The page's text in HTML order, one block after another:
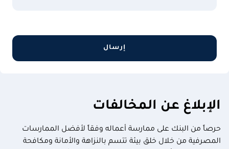
إرسال
الإبلاغ عن المخالفات
حرصاً من البنك على ممارسة أعماله وفقاً لأفضل الممارسات
المصرفية من خلال خلق بيئة تتسم بالنزاهة والأمانة ومكافحة